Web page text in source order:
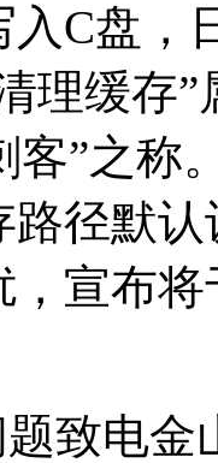
C盘，
理缓存
客”之称
路径默
宣布
致电金